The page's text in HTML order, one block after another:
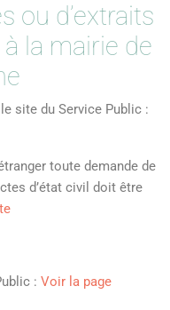
ou d’extraits
la mairie de
site du Service Public :
toute demande de
d’état civil doit être
: Voir la page